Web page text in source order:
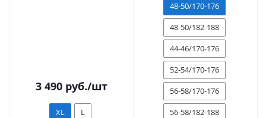
3 490 руб./шт
XL L
48-50/170-176
48-50/182-188
44-46/170-176
52-54/170-176
56-58/170-176
56-58/182-188